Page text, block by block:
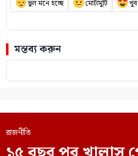
ভুল মনে হচ্ছে মোটামুটি
মন্তব্য করুন
রাজনীতি